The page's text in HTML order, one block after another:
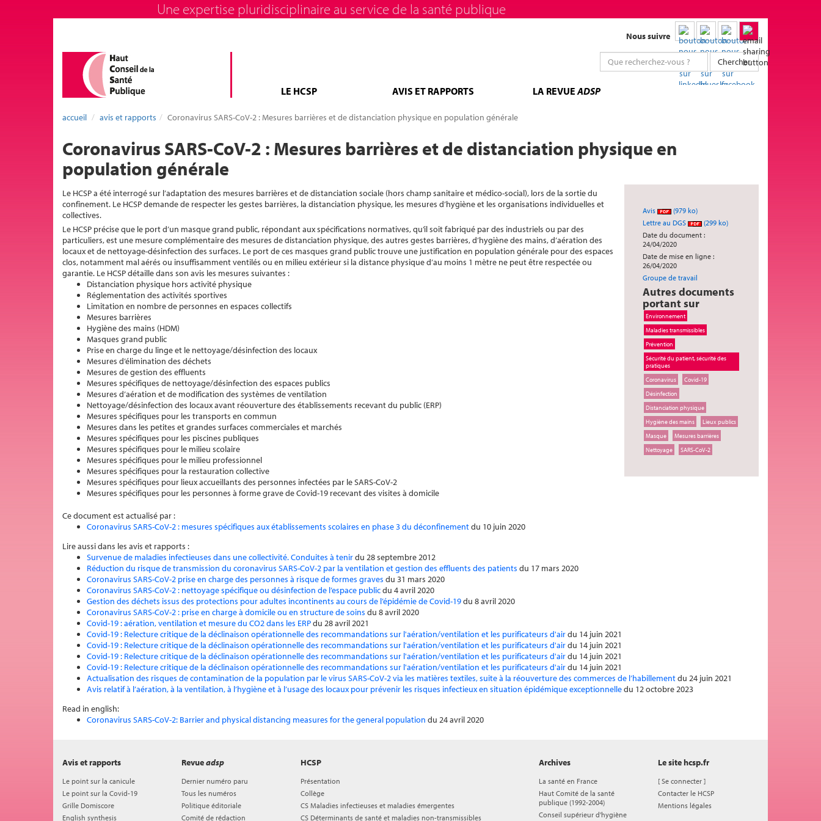
Une expertise pluridisciplinaire au service de la santé publique
Nous suivre
Chercher
LE HCSP AVIS ET RAPPORTS LA REVUEADSP
accueil avis et rapports Coronavirus SARS-CoV-2 : Mesures barrières et de distanciation physique en population générale
Coronavirus SARS-CoV-2 : Mesures barrières et de distanciation physique en
population générale
Avis
(979 ko)
Lettre au DGS
(299 ko)
Date du document :
24/04/2020
Date de mise en ligne :
26/04/2020
Groupe de travail
Autres documents
portant sur
Environnement
Maladies transmissibles
Prévention
Sécurité du patient, sécurité des
pratiques
Coronavirus
Covid-19
Désinfection
Distanciation physique
Hygiène des mains
Lieux publics
Masque
Mesures barrières
Nettoyage
SARS-CoV-2
Le HCSP a été interrogé sur l’adaptation des mesures barrières et de distanciation sociale (hors champ sanitaire et médico-social), lors de la sortie du
confinement. Le HCSP demande de respecter les gestes barrières, la distanciation physique, les mesures d’hygiène et les organisations individuelles et
collectives.
Le HCSP précise que le port d’un masque grand public, répondant aux spécifications normatives, qu’il soit fabriqué par des industriels ou par des
particuliers, est une mesure complémentaire des mesures de distanciation physique, des autres gestes barrières, d’hygiène des mains, d’aération des
locaux et de nettoyage-désinfection des surfaces. Le port de ces masques grand public trouve une justification en population générale pour des espaces
clos, notamment mal aérés ou insuffisamment ventilés ou en milieu extérieur si la distance physique d’au moins 1 mètre ne peut être respectée ou
garantie. Le HCSP détaille dans son avis les mesures suivantes :
Distanciation physique hors activité physique
Réglementation des activités sportives
Limitation en nombre de personnes en espaces collectifs
Mesures barrières
Hygiène des mains (HDM)
Masques grand public
Prise en charge du linge et le nettoyage/désinfection des locaux
Mesures d’élimination des déchets
Mesures de gestion des effluents
Mesures spécifiques de nettoyage/désinfection des espaces publics
Mesures d’aération et de modification des systèmes de ventilation
Nettoyage/désinfection des locaux avant réouverture des établissements recevant du public (ERP)
Mesures spécifiques pour les transports en commun
Mesures dans les petites et grandes surfaces commerciales et marchés
Mesures spécifiques pour les piscines publiques
Mesures spécifiques pour le milieu scolaire
Mesures spécifiques pour le milieu professionnel
Mesures spécifiques pour la restauration collective
Mesures spécifiques pour lieux accueillants des personnes infectées par le SARS-CoV-2
Mesures spécifiques pour les personnes à forme grave de Covid-19 recevant des visites à domicile
Ce document est actualisé par :
Coronavirus SARS-CoV-2 : mesures spécifiques aux établissements scolaires en phase 3 du déconfinementdu 10 juin 2020
Lire aussi dans les avis et rapports :
Survenue de maladies infectieuses dans une collectivité. Conduites à tenirdu 28 septembre 2012
Réduction du risque de transmission du coronavirus SARS-CoV-2 par la ventilation et gestion des effluents des patients du 17 mars 2020
Coronavirus SARS-CoV-2 prise en charge des personnes à risque de formes graves du 31 mars 2020
Coronavirus SARS-CoV-2 : nettoyage spécifique ou désinfection de l’espace publicdu 4 avril 2020
Gestion des déchets issus des protections pour adultes incontinents au cours de l’épidémie de Covid-19du 8 avril 2020
Coronavirus SARS-CoV-2 : prise en charge à domicile ou en structure de soins du 8 avril 2020
Covid-19 : aération, ventilation et mesure du CO2 dans les ERPdu 28 avril 2021
Covid-19 : Relecture critique de la déclinaison opérationnelle des recommandations sur l'aération/ventilation et les purificateurs d'airdu 14 juin 2021
Covid-19 : Relecture critique de la déclinaison opérationnelle des recommandations sur l'aération/ventilation et les purificateurs d'airdu 14 juin 2021
Covid-19 : Relecture critique de la déclinaison opérationnelle des recommandations sur l'aération/ventilation et les purificateurs d'airdu 14 juin 2021
Covid-19 : Relecture critique de la déclinaison opérationnelle des recommandations sur l'aération/ventilation et les purificateurs d'airdu 14 juin 2021
Actualisation des risques de contamination de la population par le virus SARS-CoV-2 via les matières textiles, suite à la réouverture des commerces de l’habillementdu 24 juin 2021
Avis relatif à l’aération, à la ventilation, à l’hygiène et à l’usage des locaux pour prévenir les risques infectieux en situation épidémique exceptionnelledu 12 octobre 2023
Read in english:
Coronavirus SARS-CoV-2: Barrier and physical distancing measures for the general population du 24 avril 2020
HCSP
Présentation
Collège
CS Maladies infectieuses et maladies émergentes
CS Déterminants de santé et maladies non-transmissibles
Avis et rapports
Le point sur la canicule
Le point sur la Covid-19
Grille Domiscore
English synthesis
Revueadsp
Dernier numéro paru
Tous les numéros
Politique éditoriale
Comité de rédaction
Archives
La santé en France
Haut Comité de la santé
publique (1992-2004)
Conseil supérieur d'hygiène
Le site hcsp.fr
[Se connecter ]
Contacter le HCSP
Mentions légales